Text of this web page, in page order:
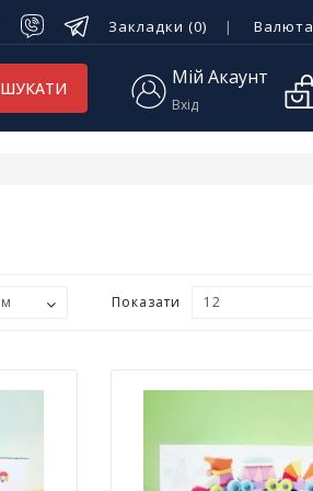
Закладки (0) Валюта
ШУКАТИ Мій Акаунт
Вхід
Показати